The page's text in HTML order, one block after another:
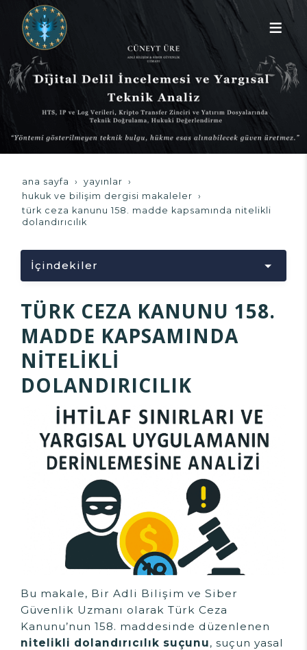
ana sayfa
yayınlar
hukuk ve bilişim dergisi makaleler
türk ceza kanunu 158. madde kapsaminda ni̇teli̇kli̇
dolandiricilik
İçindekiler
TÜRK CEZA KANUNU 158.
MADDE KAPSAMINDA
NİTELİKLİ
DOLANDIRICILIK
Bu makale, Bir Adli Bilişim ve Siber
Güvenlik Uzmanı olarak Türk Ceza
Kanunu’nun 158. maddesinde düzenlenen
nitelikli dolandırıcılık suçunu, suçun yasal